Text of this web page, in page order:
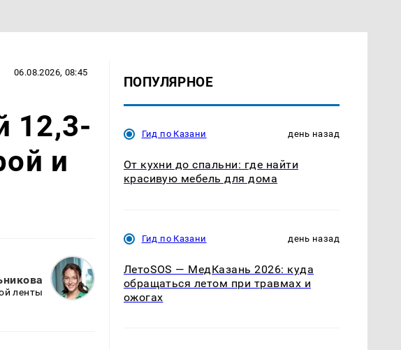
06.08.2026, 08:45
12,3-
и
ленты
ПОПУЛЯРНОЕ
Гид по Казани день назад
От кухни до спальни: где найти
красивую мебель для дома
Гид по Казани день назад
ЛетоSOS — МедКазань 2026: куда
обращаться летом при травмах и
ожогах